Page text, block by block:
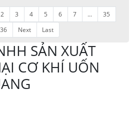
2 3 4 5 6 7 ...
35
36
Next Last
SẢN XUẤT
CƠ KHÍ UỐN